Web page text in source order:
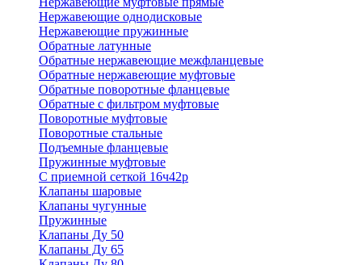
Нержавеющие однодисковые
Нержавеющие пружинные
Обратные латунные
Обратные нержавеющие межфланцевые
Обратные нержавеющие муфтовые
Обратные поворотные фланцевые
Обратные с фильтром муфтовые
Поворотные муфтовые
Поворотные стальные
Подъемные фланцевые
Пружинные муфтовые
С приемной сеткой 16ч42р
Клапаны шаровые
Клапаны чугунные
Пружинные
Клапаны Ду 50
Клапаны Ду 65